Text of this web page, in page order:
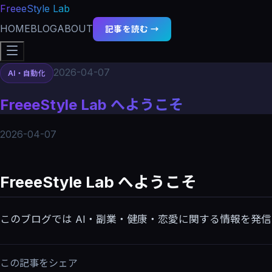
FreeeStyle Lab
HOMEBLOGABOUT 記事を読む →
AI・自動化 2026-04-07
FreeeStyle Lab へようこそ
2026-04-07
FreeeStyle Lab へようこそ
このブログでは AI・副業・健康・恋愛に関する情報を発信
この記事をシェア